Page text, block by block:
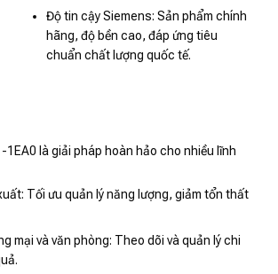
Độ tin cậy Siemens: Sản phẩm chính
hãng, độ bền cao, đáp ứng tiêu
chuẩn chất lượng quốc tế.
1EA0 là giải pháp hoàn hảo cho nhiều lĩnh
Tối ưu quản lý năng lượng, giảm tổn thất
mại và văn phòng: Theo dõi và quản lý chi